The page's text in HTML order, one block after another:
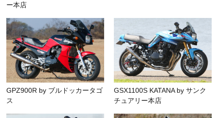
ー本店
GPZ900R by ブルドッカータゴ
ス
GSX1100S KATANA by サンク
チュアリー本店